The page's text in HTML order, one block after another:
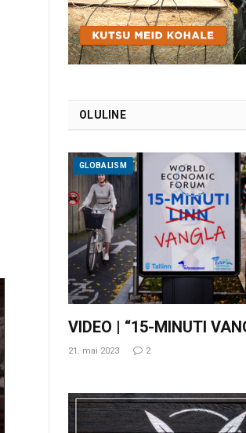
OLULINE
GLOBALISM
VIDEO | “15-MINUTI
21. mai 2023 2